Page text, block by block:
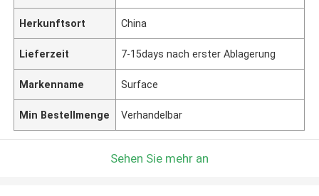
Herkunftsort China
Lieferzeit 7-15days nach erster Ablagerung
Markenname Surface
Min Bestellmenge Verhandelbar
Sehen Sie mehr an